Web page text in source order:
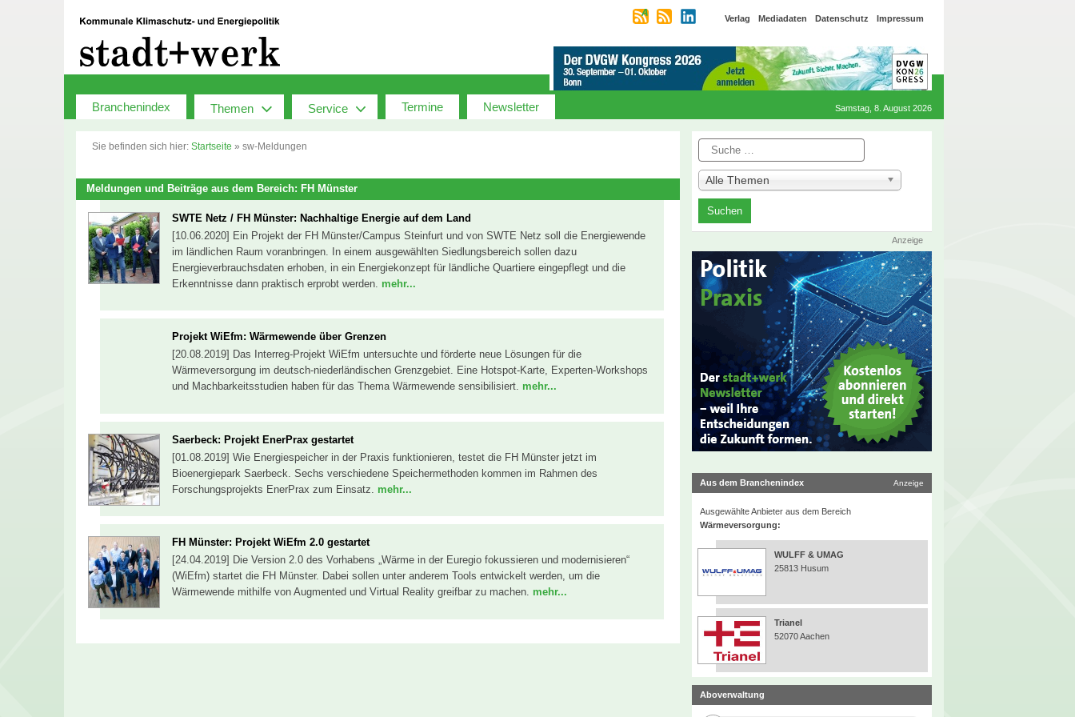
Verlag Mediadaten Datenschutz Impressum
Branchenindex Themen Service Termine Newsletter Samstag, 8. August 2026
Sie befinden sich hier: Startseite » sw-Meldungen
Meldungen und Beiträge aus dem Bereich: FH Münster
SWTE Netz / FH Münster: Nachhaltige Energie auf dem Land
[10.06.2020] Ein Projekt der FH Münster/Campus Steinfurt und von SWTE Netz soll die Energiewende
im ländlichen Raum voranbringen. In einem ausgewählten Siedlungsbereich sollen dazu
Energieverbrauchsdaten erhoben, in ein Energiekonzept für ländliche Quartiere eingepflegt und die
Erkenntnisse dann praktisch erprobt werden. mehr...
Projekt WiEfm: Wärmewende über Grenzen
[20.08.2019] Das Interreg-Projekt WiEfm untersuchte und förderte neue Lösungen für die
Wärmeversorgung im deutsch-niederländischen Grenzgebiet. Eine Hotspot-Karte, Experten-Workshops
und Machbarkeitsstudien haben für das Thema Wärmewende sensibilisiert. mehr...
Saerbeck: Projekt EnerPrax gestartet
[01.08.2019] Wie Energiespeicher in der Praxis funktionieren, testet die FH Münster jetzt im
Bioenergiepark Saerbeck. Sechs verschiedene Speichermethoden kommen im Rahmen des
Forschungsprojekts EnerPrax zum Einsatz. mehr...
FH Münster: Projekt WiEfm 2.0 gestartet
[24.04.2019] Die Version 2.0 des Vorhabens „Wärme in der Euregio fokussieren und modernisieren“
(WiEfm) startet die FH Münster. Dabei sollen unter anderem Tools entwickelt werden, um die
Wärmewende mithilfe von Augmented und Virtual Reality greifbar zu machen. mehr...
Suche
Alle Themen
Anzeige
Aus dem Branchenindex Anzeige
Ausgewählte Anbieter aus dem Bereich
Wärmeversorgung:
WULFF & UMAG
25813 Husum
Trianel
52070 Aachen
Aboverwaltung